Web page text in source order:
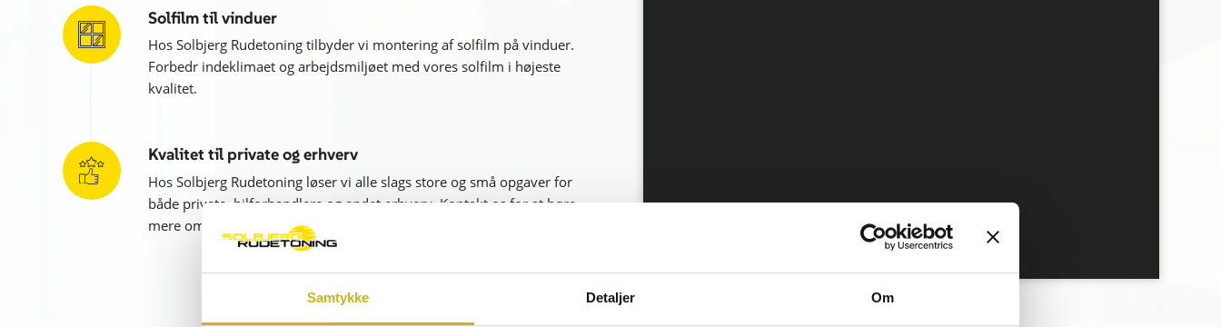
Samtykke Detaljer Om
Solfilm til vinduer
Hos Solbjerg Rudetoning tilbyder vi montering af solfilm på vinduer.
Forbedr indeklimaet og arbejdsmiljøet med vores solfilm i højeste
kvalitet.
Kvalitet til private og erhverv
Hos Solbjerg Rudetoning løser vi alle slags store og små opgaver for
både private, bilforhandlere og andet erhverv. Kontakt os for at høre
mere om netop dine muligheder!